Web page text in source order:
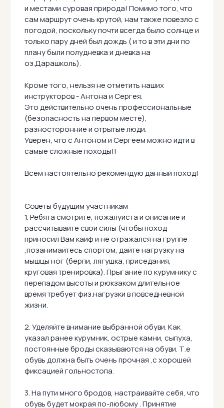
и местами суровая природа! Помимо того, что
сам маршрут очень крутой, нам также повезло с
погодой, поскольку почти всегда было солнце и
только пару дней был дождь ( и то в эти дни по
плану были полудневка и дневка на
оз.Дарашколь).
Кроме того, нельзя не отметить наших
инструкторов - Антона и Сергея.
Это действительно очень профессиональные
(безопасность на первом месте),
разносторонние и отрытые люди.
Уверен, что с Антоном и Сергеем можно идти в
самые сложные походы!!
Всем настоятельно рекомендую данный поход!
Советы будущим участникам:
1. Ребята смотрите, пожалуйста и описание и
рассчитывайте свои силы (чтобы поход
приносил Вам кайф и не отражался на группе
,позанимайтесь спортом, дайте нагрузку на
мышцы ног (берпи, лягушка, приседания,
круговая тренировка). Прыгание по курумнику с
перепадом высоты и рюкзаком длительное
время требует физ.нагрузки в повседневной
жизни.
2. Уделяйте внимание выбранной обуви. Как
указал ранее курумник, острые камни, сыпуха,
постоянные броды сказываются на обуви. Т.е
обувь должна быть очень прочная ,с хорошей
фиксацией гольностопа.
3. На пути много бродов, настраивайте себя, что
обувь будет мокрая по-любому . Принятие